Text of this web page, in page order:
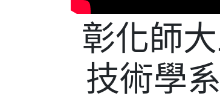
彰化師
技術學